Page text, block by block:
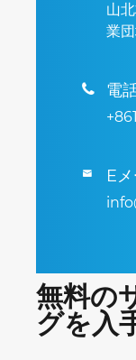
山
業
 電
 E
無料の
グを入